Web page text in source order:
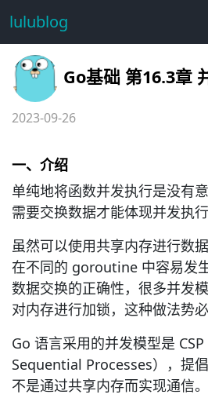
lulublog
Go基础 第16.3章
2023-09-26
一、介绍
单纯地将函数并发执行是没有
需要交换数据才能体现并发执
虽然可以使用共享内存进行数
在不同的 goroutine 中容易发
数据交换的正确性，很多并发
对内存进行加锁，这种做法势
Go 语言采用的并发模型是
Sequential Processes），提
不是通过共享内存而实现通信。